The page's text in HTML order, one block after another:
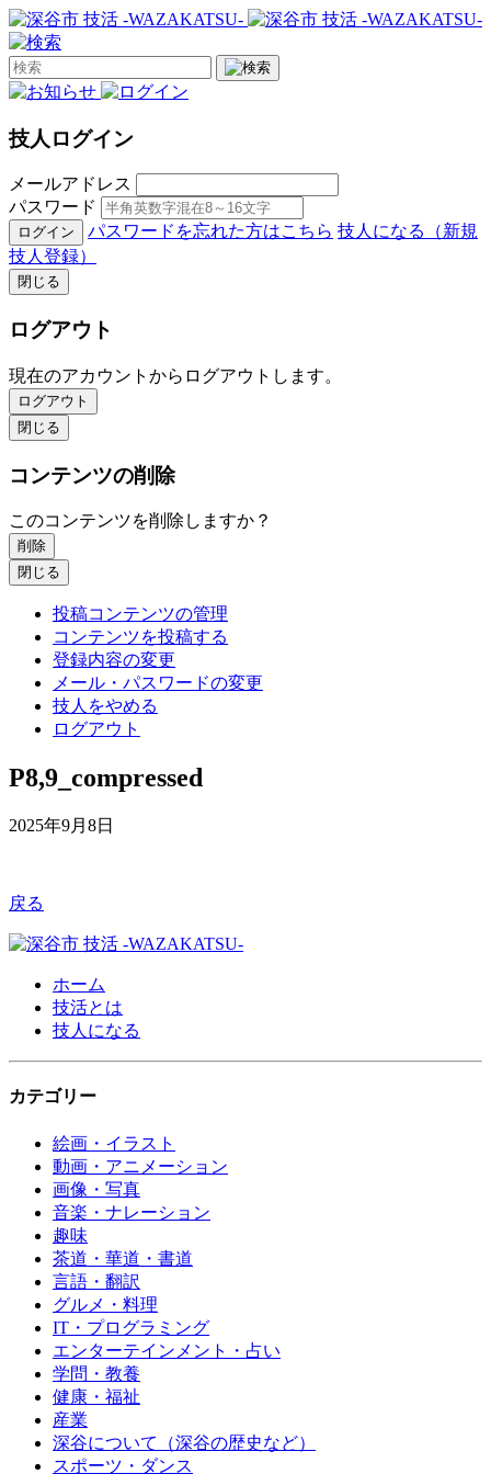
技人ログイン
メールアドレス
パスワード
ログイン パスワードを忘れた方はこちら 技人になる（新規
技人登録）
閉じる
ログアウト
現在のアカウントからログアウトします。
ログアウト
閉じる
コンテンツの削除
このコンテンツを削除しますか？
削除
閉じる
投稿コンテンツの管理
コンテンツを投稿する
登録内容の変更
メール・パスワードの変更
技人をやめる
ログアウト
P8,9_compressed
2025年9月8日
戻る
ホーム
技活とは
技人になる
カテゴリー
絵画・イラスト
動画・アニメーション
画像・写真
音楽・ナレーション
趣味
茶道・華道・書道
言語・翻訳
グルメ・料理
IT・プログラミング
エンターテインメント・占い
学問・教養
健康・福祉
産業
深谷について（深谷の歴史など）
スポーツ・ダンス